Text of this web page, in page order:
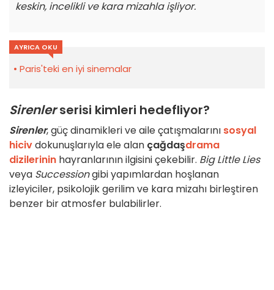
keskin, incelikli ve kara mizahla işliyor.
AYRICA OKU
Paris'teki en iyi sinemalar
Sirenlerserisi kimleri hedefliyor?
Sirenler, güç dinamikleri ve aile çatışmalarını sosyal
hicivdokunuşlarıyla ele alan çağdaşdrama
dizilerinin hayranlarının ilgisini çekebilir. Big Little Lies
veya Successiongibi yapımlardan hoşlanan
izleyiciler, psikolojik gerilim ve kara mizahı birleştiren
benzer bir atmosfer bulabilirler.